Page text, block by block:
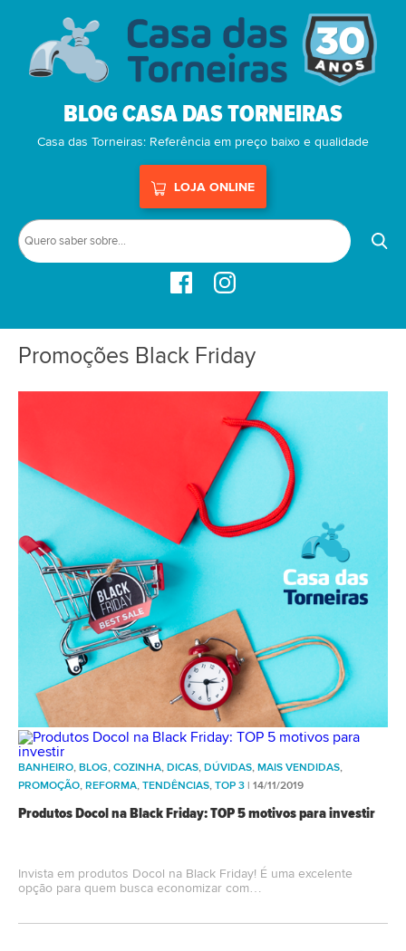
BLOG CASA DAS TORNEIRAS
Casa das Torneiras: Referência em preço baixo e qualidade
LOJA ONLINE
Promoções Black Friday
BANHEIRO, BLOG, COZINHA, DICAS, DÚVIDAS, MAIS VENDIDAS,
PROMOÇÃO, REFORMA, TENDÊNCIAS, TOP 3 | 14/11/2019
Produtos Docol na Black Friday: TOP 5 motivos para investir
Invista em produtos Docol na Black Friday! É uma excelente
opção para quem busca economizar com…